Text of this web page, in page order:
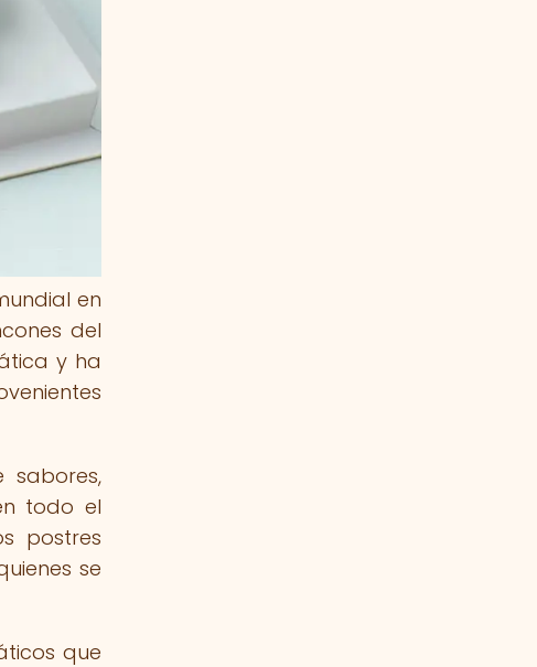
en
del
y ha
todo el
postres
se
que